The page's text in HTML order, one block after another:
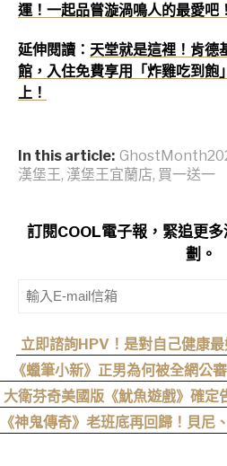
運！一起品嘗漩渦鳴人的最愛吧！
延伸閱讀： 天堂就是這裡！肯德
館，入住免費享用「炸雞吃到飽
上！
In this article:
漢堡王, 漢堡王宜蘭店, 買一送一
訂閱COOL電子報，緊追更
劃。
立即諮詢HPV！是對自己健康
晚！
《蠟筆小新》正男為何被全網公
Jisoo、Karina 都
大衛芬奇美國版《魷魚遊戲》確
不再推進該
《神鬼傳奇》老班底再回歸！貝尼